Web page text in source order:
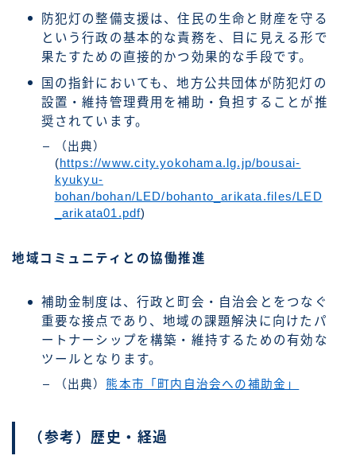
防犯灯の整備支援は、住民の生命と財産を守る
という行政の基本的な責務を、目に見える形で
果たすための直接的かつ効果的な手段です。
国の指針においても、地方公共団体が防犯灯の
設置・維持管理費用を補助・負担することが推
奨されています。
（出典）
(https://www.city.yokohama.lg.jp/bousai-
kyukyu-
bohan/bohan/LED/bohanto_arikata.files/LED
_arikata01.pdf)
地域コミュニティとの協働推進
補助金制度は、行政と町会・自治会とをつなぐ
重要な接点であり、地域の課題解決に向けたパ
ートナーシップを構築・維持するための有効な
ツールとなります。
（出典）熊本市「町内自治会への補助金」
（参考）歴史・経過